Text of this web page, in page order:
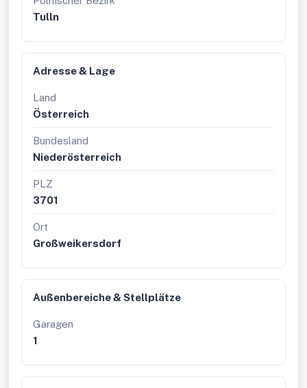
Tulln
Adresse & Lage
Land
Österreich
Bundesland
Niederösterreich
PLZ
3701
Ort
Großweikersdorf
Außenbereiche & Stellplätze
Garagen
1